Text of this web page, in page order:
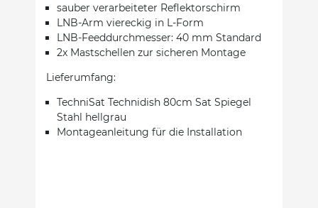
sauber verarbeiteter Reflektorschirm
LNB-Arm viereckig in L-Form
LNB-Feeddurchmesser: 40 mm Standard
2x Mastschellen zur sicheren Montage
Lieferumfang:
TechniSat Technidish 80cm Sat Spiegel
Stahl hellgrau
Montageanleitung für die Installation